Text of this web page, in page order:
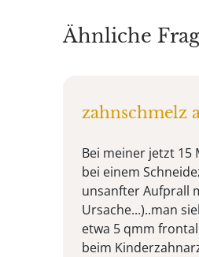
Ähnliche
zahnschmelz
Bei meiner jetzt 15
bei einem
unsanfter Aufprall
Ursache...)..man
etwa 5 qmm
beim